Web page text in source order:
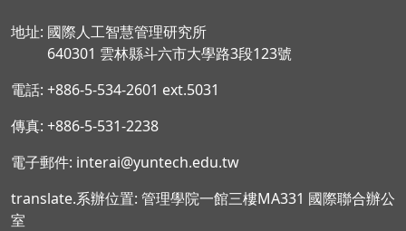
地址: 國際人工智慧管理研究所
640301 雲林縣斗六市大學路3段123號
電話: +886-5-534-2601 ext.5031
傳真: +886-5-531-2238
電子郵件: interai@yuntech.edu.tw
translate.系辦位置: 管理學院一館三樓MA331 國際聯合辦公
室